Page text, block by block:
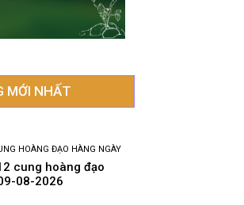
MỚI NHẤT
HOÀNG ĐẠO HÀNG NGÀY
cung hoàng đạo
08-2026